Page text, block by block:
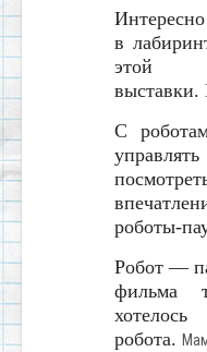
в
этой
выставки.
С
роботы-
Робот —
фильма
робота.